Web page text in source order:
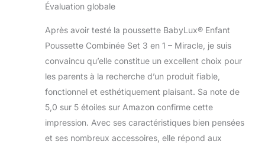
Évaluation globale
Après avoir testé la poussette BabyLux® Enfant
Poussette Combinée Set 3 en 1 – Miracle, je suis
convaincu qu’elle constitue un excellent choix pour
les parents à la recherche d’un produit fiable,
fonctionnel et esthétiquement plaisant. Sa note de
5,0 sur 5 étoiles sur Amazon confirme cette
impression. Avec ses caractéristiques bien pensées
et ses nombreux accessoires, elle répond aux